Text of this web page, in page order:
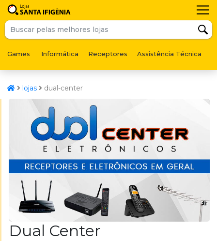
Games Informática Receptores Assistência Técnica
lojas dual-center
Dual Center